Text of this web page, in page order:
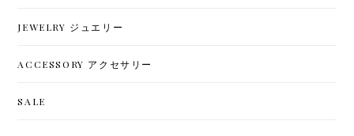
JEWELRY ジュエリー
ACCESSORY アクセサリー
SALE